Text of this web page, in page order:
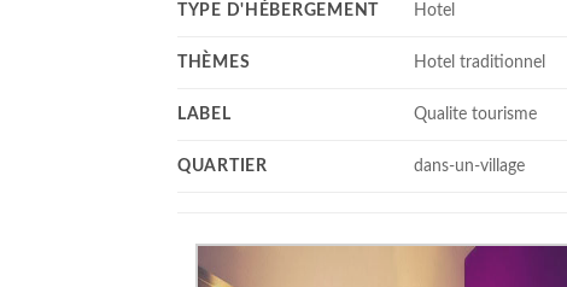
TYPE D'HÉBERGEMENT Hotel
THÈMES Hotel traditionnel
LABEL Qualite tourisme
QUARTIER dans-un-village